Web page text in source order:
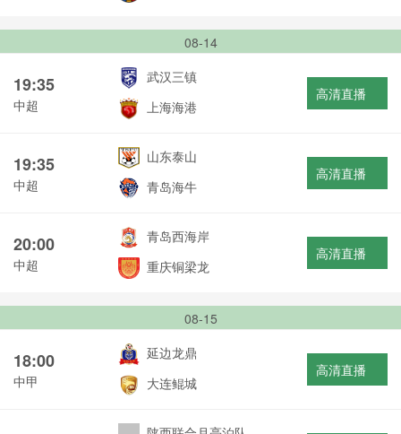
08-14
19:35
中超
武汉三镇
上海海港
高清直播
19:35
中超
山东泰山
青岛海牛
高清直播
20:00
中超
青岛西海岸
重庆铜梁龙
高清直播
08-15
18:00
中甲
延边龙鼎
大连鲲城
高清直播